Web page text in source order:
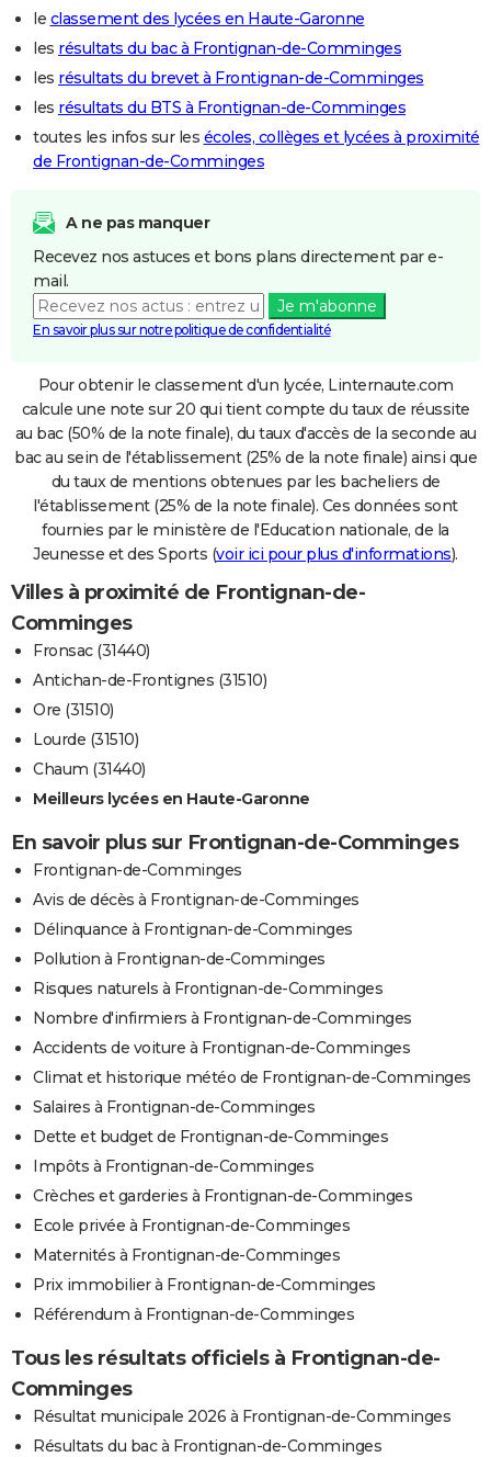
le classement des lycées en Haute-Garonne
les résultats du bac à Frontignan-de-Comminges
les résultats du brevet à Frontignan-de-Comminges
les résultats du BTS à Frontignan-de-Comminges
toutes les infos sur les écoles, collèges et lycées à proximité
de Frontignan-de-Comminges
A ne pas manquer
Recevez nos astuces et bons plans directement par e-
mail.
Je m'abonne
En savoir plus sur notre politique de confidentialité
Pour obtenir le classement d'un lycée, Linternaute.com
calcule une note sur 20 qui tient compte du taux de réussite
au bac (50% de la note finale), du taux d'accès de la seconde au
bac au sein de l'établissement (25% de la note finale) ainsi que
du taux de mentions obtenues par les bacheliers de
l'établissement (25% de la note finale). Ces données sont
fournies par le ministère de l'Education nationale, de la
Jeunesse et des Sports (voir ici pour plus d'informations).
Villes à proximité de Frontignan-de-
Comminges
Fronsac (31440)
Antichan-de-Frontignes (31510)
Ore (31510)
Lourde (31510)
Chaum (31440)
Meilleurs lycées en Haute-Garonne
En savoir plus sur Frontignan-de-Comminges
Frontignan-de-Comminges
Avis de décès à Frontignan-de-Comminges
Délinquance à Frontignan-de-Comminges
Pollution à Frontignan-de-Comminges
Risques naturels à Frontignan-de-Comminges
Nombre d'infirmiers à Frontignan-de-Comminges
Accidents de voiture à Frontignan-de-Comminges
Climat et historique météo de Frontignan-de-Comminges
Salaires à Frontignan-de-Comminges
Dette et budget de Frontignan-de-Comminges
Impôts à Frontignan-de-Comminges
Crèches et garderies à Frontignan-de-Comminges
Ecole privée à Frontignan-de-Comminges
Maternités à Frontignan-de-Comminges
Prix immobilier à Frontignan-de-Comminges
Référendum à Frontignan-de-Comminges
Tous les résultats officiels à Frontignan-de-
Comminges
Résultat municipale 2026 à Frontignan-de-Comminges
Résultats du bac à Frontignan-de-Comminges